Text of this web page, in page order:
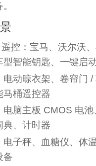
控：宝马、沃尔沃
型智能钥匙、一键启
电动晾衣架、卷帘门 /
马桶遥控器
电脑主板 CMOS 电池
典、计时器
电子秤、血糖仪、体
备